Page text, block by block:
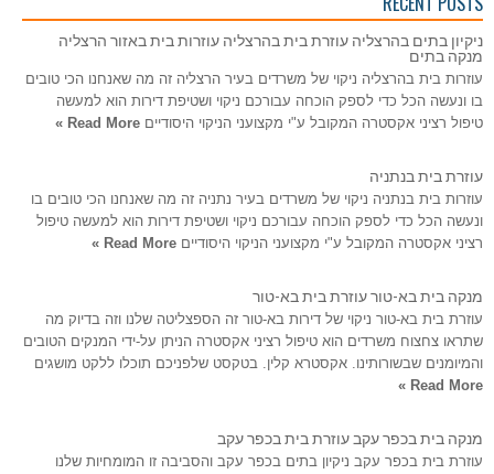
ניקיון בתים בהרצליה עוזרת בית בהרצליה עוזרות בית באזור הרצליה
מנקה בתים
עוזרות בית בהרצליה ניקוי של משרדים בעיר הרצליה זה מה שאנחנו הכי טובים
בו ונעשה הכל כדי לספק הוכחה עבורכם ניקוי ושטיפת דירות הוא למעשה
טיפול רציני אקסטרה המקובל ע"י מקצועני הניקוי היסודיים Read More »
עוזרת בית בנתניה
עוזרות בית בנתניה ניקוי של משרדים בעיר נתניה זה מה שאנחנו הכי טובים בו
ונעשה הכל כדי לספק הוכחה עבורכם ניקוי ושטיפת דירות הוא למעשה טיפול
רציני אקסטרה המקובל ע"י מקצועני הניקוי היסודיים Read More »
מנקה בית בא-טור עוזרת בית בא-טור
עוזרת בית בא-טור ניקוי של דירות בא-טור זה הספצליטה שלנו וזה בדיוק מה
שתראו צחצוח משרדים הוא טיפול רציני אקסטרה הניתן על-ידי המנקים הטובים
והמיומנים שבשורותינו. אקסטרא קלין. בטקסט שלפניכם תוכלו ללקט מושגים
Read More »
מנקה בית בכפר עקב עוזרת בית בכפר עקב
עוזרת בית בכפר עקב ניקיון בתים בכפר עקב והסביבה זו המומחיות שלנו